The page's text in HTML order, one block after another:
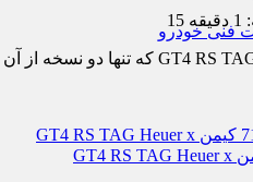
فنی خودرو